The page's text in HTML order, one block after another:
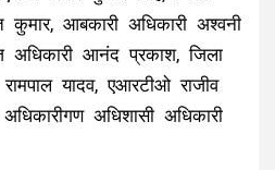
कुमार, आबकारी अधिकारी अश्वनी
अधिकारी आनंद प्रकाश, जिला
यादव, एआरटीओ राजीव
अधिशासी अधिकारी